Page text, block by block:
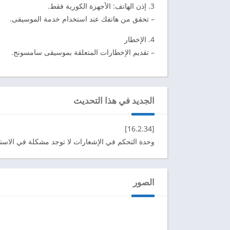
3. إذن الهاتف: الأجهزة الكورية فقط.
– تحقق من هاتفك عند استخدام خدمة الموسيقى.
4. الإخطار
– تقديم الإخطارات المتعلقة بموسيقى سامسونج.
الجديد في هذا التحديث
[16.2.34]
وحدة التحكم في الإشعارات لا توجد مشكلة في
الصور